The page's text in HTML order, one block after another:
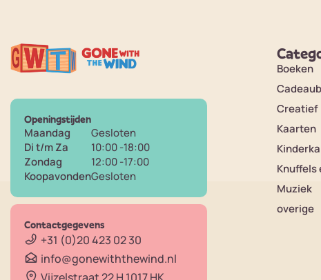
Openingstijden
Maandag
Di t/m Za
Zondag
Koopavonden
Gesloten
10:00 -18:00
12:00 -17:00
Gesloten
Contactgegevens
+31 (0)20 423 02 30
info@gonewiththewind.nl
Vijzelstraat 22 H 1017 HK
Boeken
Creatief
Kaarten
Knuffels
Muziek
overige